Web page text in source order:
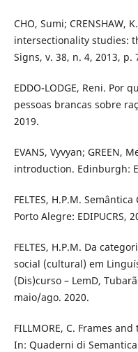
CHO, Sumi; CRENSHAW,
intersectionality studies:
Signs, v. 38, n. 4, 2013, p.
EDDO-LODGE, Reni. Por
pessoas brancas sobre
2019.
EVANS, Vyvyan; GREEN,
introduction. Edinburgh:
FELTES, H.P.M.
Porto Alegre: EDIPUCRS,
FELTES, H.P.M. Da
social (cultural) em
(Dis)curso – LemD,
maio/ago. 2020.
FILLMORE, C. Frames
In: Quaderni di